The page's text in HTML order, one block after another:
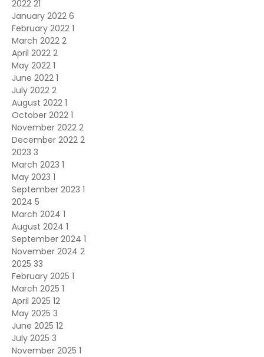
2022 21
January 2022 6
February 2022 1
March 2022 2
April 2022 2
May 2022 1
June 2022 1
July 2022 2
August 2022 1
October 2022 1
November 2022 2
December 2022 2
2023 3
March 2023 1
May 2023 1
September 2023 1
2024 5
March 2024 1
August 2024 1
September 2024 1
November 2024 2
2025 33
February 2025 1
March 2025 1
April 2025 12
May 2025 3
June 2025 12
July 2025 3
November 2025 1